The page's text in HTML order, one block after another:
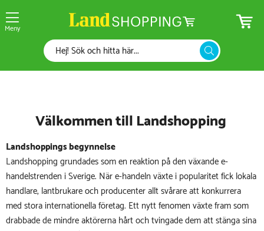
Meny
Välkommen till Landshopping
Landshoppings begynnelse
Landshopping grundades som en reaktion på den växande e-
handelstrenden i Sverige. När e-handeln växte i popularitet fick lokala
handlare, lantbrukare och producenter allt svårare att konkurrera
med stora internationella företag. Ett nytt fenomen växte fram som
drabbade de mindre aktörerna hårt och tvingade dem att stänga sina